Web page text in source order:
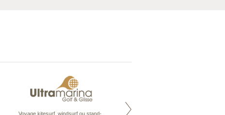
Voyage kitesurf, windsurf ou stand-
Maldives à la Carte propose tous